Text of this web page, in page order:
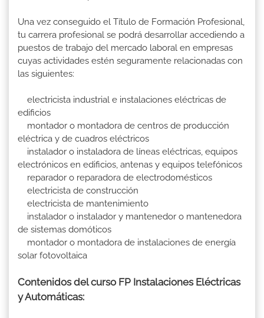
Una vez conseguido el Título de Formación Profesional,
tu carrera profesional se podrá desarrollar accediendo a
puestos de trabajo del mercado laboral en empresas
cuyas actividades estén seguramente relacionadas con
las siguientes:
electricista industrial e instalaciones eléctricas de
edificios
montador o montadora de centros de producción
eléctrica y de cuadros eléctricos
instalador o instaladora de líneas eléctricas, equipos
electrónicos en edificios, antenas y equipos telefónicos
reparador o reparadora de electrodomésticos
electricista de construcción
electricista de mantenimiento
instalador o instalador y mantenedor o mantenedora
de sistemas domóticos
montador o montadora de instalaciones de energía
solar fotovoltaica
Contenidos del curso FP Instalaciones Eléctricas
y Automáticas: